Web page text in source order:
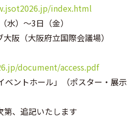
index.html
水）〜3日（金）
阪（大阪府立国際会議場）
document/access.pdf
ベントホール」（ポスター・展示
第、追記いたします